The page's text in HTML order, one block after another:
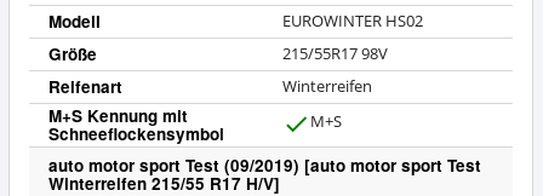
Modell EUROWINTER HS02
Größe 215/55R17 98V
Reifenart Winterreifen
M+S Kennung mit
Schneeflockensymbol
a
M+S
auto motor sport Test (09/2019) [auto motor sport Test
Winterreifen 215/55 R17 H/V]